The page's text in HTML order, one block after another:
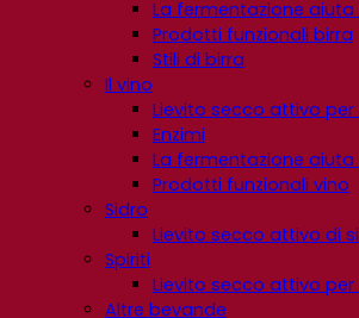
La fermentazione aiuta
Prodotti funzionali birra
Stili di birra
Il vino
Lievito secco attivo per
Enzimi
La fermentazione aiuta
Prodotti funzionali vino
Sidro
Lievito secco attivo di
Spiriti
Lievito secco attivo per
Altre bevande